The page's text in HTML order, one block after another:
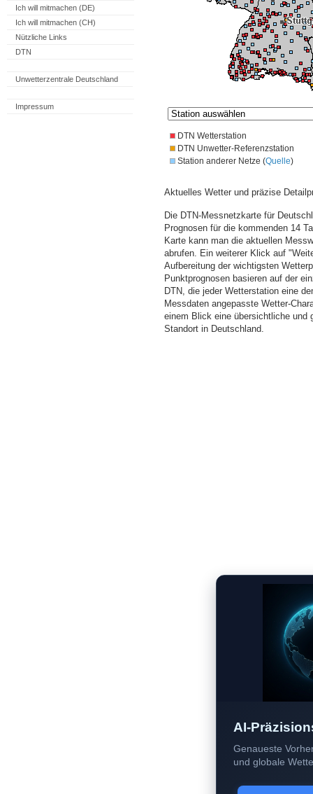
Ich will mitmachen (DE)
Ich will mitmachen (CH)
Nützliche Links
DTN
Unwetterzentrale Deutschland
Impressum
DTN Wetterstation
DTN Unwetter-Referenzstation
Station anderer Netze (Quelle)
Aktuelles Wetter und präzise
Die DTN-Messnetzkarte für
Prognosen für die kommenden 14
Karte kann man die aktuellen
abrufen. Ein weiterer Klick auf
Aufbereitung der wichtigsten
Punktprognosen basieren auf der
DTN, die jeder Wetterstation eine
Messdaten angepasste Wetter-
einem Blick eine übersichtliche und
Standort in Deutschland.
AI-
Genaueste
und globale